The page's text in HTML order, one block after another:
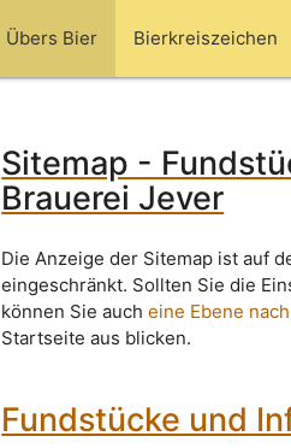
Übers Bier Bierkreiszeichen
Sitemap -
Brauerei Jever
Die Anzeige der Sitemap ist auf
eingeschränkt. Sollten Sie die
können Sie aucheine Ebene
Startseite aus blicken.
Fundstücke und